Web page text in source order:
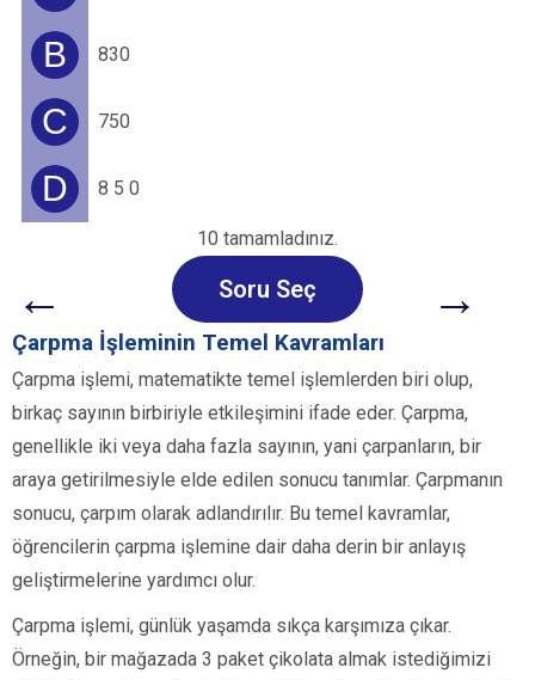
B 830
C 750
D 8 5 0
10 tamamladınız.
← Soru Seç →
Çarpma İşleminin Temel Kavramları
Çarpma işlemi, matematikte temel işlemlerden biri olup,
birkaç sayının birbiriyle etkileşimini ifade eder. Çarpma,
genellikle iki veya daha fazla sayının, yani çarpanların, bir
araya getirilmesiyle elde edilen sonucu tanımlar. Çarpmanın
sonucu, çarpım olarak adlandırılır. Bu temel kavramlar,
öğrencilerin çarpma işlemine dair daha derin bir anlayış
geliştirmelerine yardımcı olur.
Çarpma işlemi, günlük yaşamda sıkça karşımıza çıkar.
Örneğin, bir mağazada 3 paket çikolata almak istediğimizi